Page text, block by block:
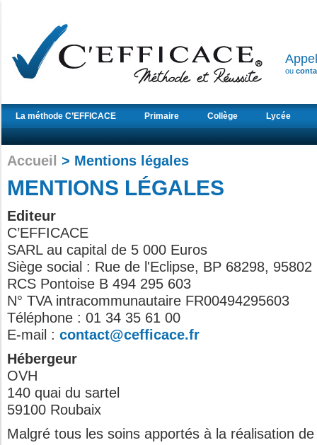
ou
La méthode C’EFFICACE Primaire Collège Lycée
Accueil > Mentions légales
MENTIONS LÉGALES
Editeur
C’EFFICACE
SARL au capital de 5 000 Euros
Siège social : Rue de l'Eclipse, BP 68298,
RCS Pontoise B 494 295 603
N° TVA intracommunautaire FR00494295603
Téléphone : 01 34 35 61 00
E-mail : contact@cefficace.fr
Hébergeur
OVH
140 quai du sartel
59100 Roubaix
Malgré tous les soins apportés à la réalisation